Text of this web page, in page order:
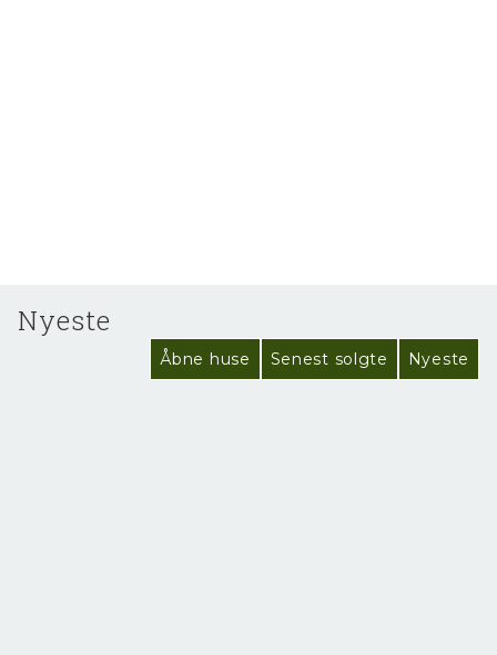
Nyeste
Åbne huse Senest solgte Nyeste